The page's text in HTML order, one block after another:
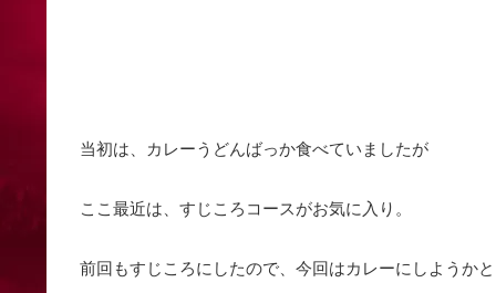
当初は、カレーうどんばっか食べていましたが
ここ最近は、すじころコースがお気に入り。
前回もすじころにしたので、今回はカレーにしようかと